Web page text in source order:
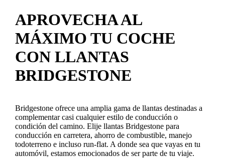
APROVECHA AL
MÁXIMO TU COCHE
CON LLANTAS
BRIDGESTONE
Bridgestone ofrece una amplia gama de llantas destinadas a
complementar casi cualquier estilo de conducción o
condición del camino. Elije llantas Bridgestone para
conducción en carretera, ahorro de combustible, manejo
todoterreno e incluso run-flat. A donde sea que vayas en tu
automóvil, estamos emocionados de ser parte de tu viaje.